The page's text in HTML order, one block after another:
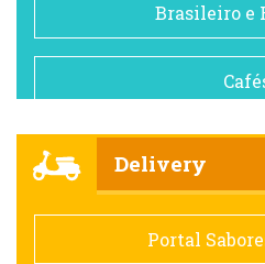
Brasileiro e
Comida
Delivery
Portal